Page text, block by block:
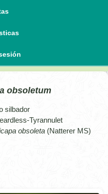
obsoletum
silbador
Tyrannulet
obsoleta (Natterer MS)